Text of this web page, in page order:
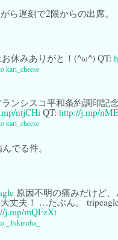
ら遅刻で2限からの出席。
休みありがと！(^ω^) QT:
kari_cheese
ンシスコ平和条約調印記
ntjCHi QT: http://j.mp/
kari_cheese
でる件。
原因不明の痛みだけど
丈夫！ …たぶん。
j.mp/mQFzXt
_Tukinoha_